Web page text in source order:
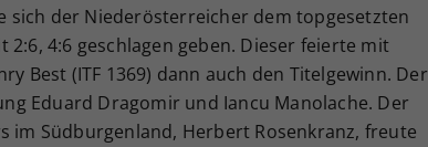
sich der Niederösterreicher dem topgesetzten
2:6, 4:6 geschlagen geben. Dieser feierte mit
Best (ITF 1369) dann auch den Titelgewinn. Der
Eduard Dragomir und Iancu Manolache. Der
im Südburgenland, Herbert Rosenkranz, freute